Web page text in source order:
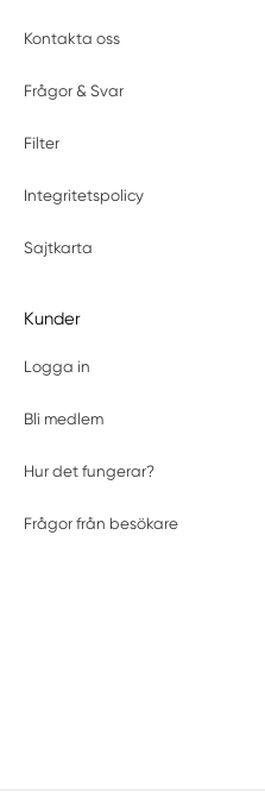
Kontakta oss
Frågor & Svar
Filter
Integritetspolicy
Sajtkarta
Kunder
Logga in
Bli medlem
Hur det fungerar?
Frågor från besökare